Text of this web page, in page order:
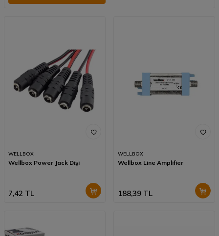
WELLBOX
Wellbox Power Jack Dişi
7,42 TL
WELLBOX
Wellbox Line Amplifier
188,39 TL